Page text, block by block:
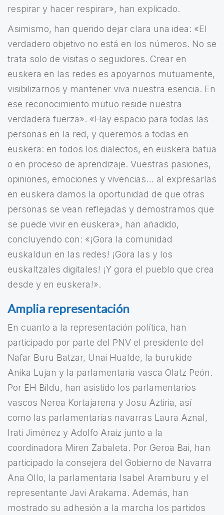
respirar y hacer respirar», han explicado.
Asimismo, han querido dejar clara una idea: «El
verdadero objetivo no está en los números. No se
trata solo de visitas o seguidores. Crear en
euskera en las redes es apoyarnos mutuamente,
visibilizarnos y mantener viva nuestra esencia. En
ese reconocimiento mutuo reside nuestra
verdadera fuerza». «Hay espacio para todas las
personas en la red, y queremos a todas en
euskera: en todos los dialectos, en euskera batua
o en proceso de aprendizaje. Vuestras pasiones,
opiniones, emociones y vivencias… al expresarlas
en euskera damos la oportunidad de que otras
personas se vean reflejadas y demostramos que
se puede vivir en euskera», han añadido,
concluyendo con: «¡Gora la comunidad
euskaldun en las redes! ¡Gora las y los
euskaltzales digitales! ¡Y gora el pueblo que crea
desde y en euskera!».
Amplia representación
En cuanto a la representación política, han
participado por parte del PNV el presidente del
Nafar Buru Batzar, Unai Hualde, la burukide
Anika Lujan y la parlamentaria vasca Olatz Peón.
Por EH Bildu, han asistido los parlamentarios
vascos Nerea Kortajarena y Josu Aztiria, así
como las parlamentarias navarras Laura Aznal,
Irati Jiménez y Adolfo Araiz junto a la
coordinadora Miren Zabaleta. Por Geroa Bai, han
participado la consejera del Gobierno de Navarra
Ana Ollo, la parlamentaria Isabel Aramburu y el
representante Javi Arakama. Además, han
mostrado su adhesión a la marcha los partidos